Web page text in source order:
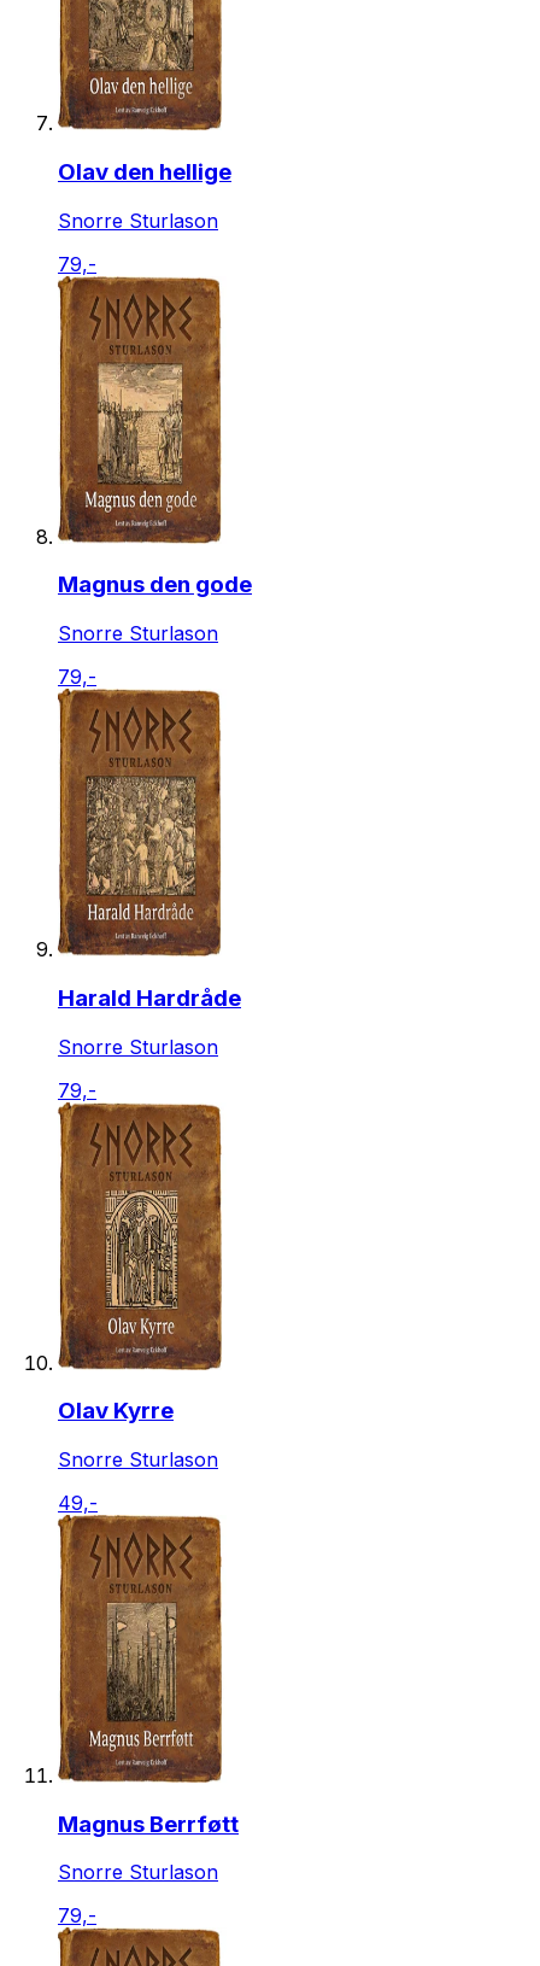
Olav den hellige
Snorre Sturlason
79,-
Magnus den gode
Snorre Sturlason
79,-
Harald Hardråde
Snorre Sturlason
79,-
Olav Kyrre
Snorre Sturlason
49,-
Magnus Berrføtt
Snorre Sturlason
79,-